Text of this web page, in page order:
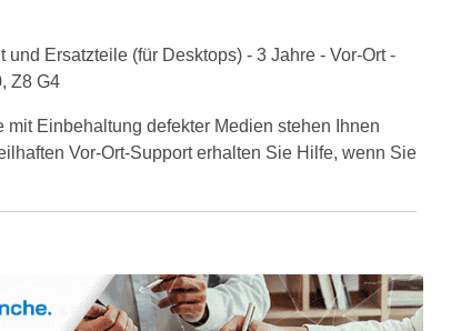
Ersatzteile (für Desktops) - 3 Jahre - Vor-Ort -
Z8 G4
Einbehaltung defekter Medien stehen Ihnen
Vor-Ort-Support erhalten Sie Hilfe, wenn Sie